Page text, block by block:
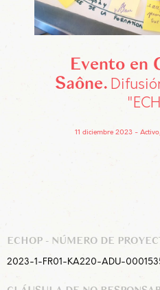
Evento en
Saône
11 diciembre 2023
ECHOP - NÚMERO DE
2023-1-FR01-KA220-ADU-